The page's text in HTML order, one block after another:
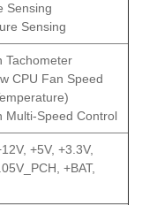
Sensing
Sensing
Tachometer
CPU Fan Speed
Multi-Speed Control
+5V, +3.3V,
+BAT,